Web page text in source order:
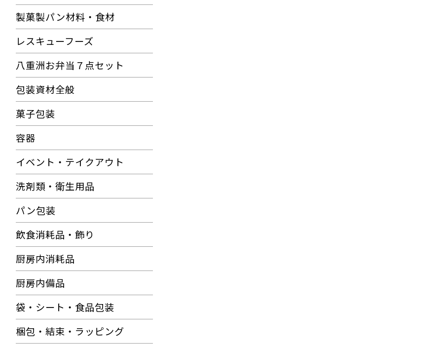
製菓製パン材料・食材
レスキューフーズ
八重洲お弁当７点セット
包装資材全般
菓子包装
容器
イベント・テイクアウト
洗剤類・衛生用品
パン包装
飲食消耗品・飾り
厨房内消耗品
厨房内備品
袋・シート・食品包装
梱包・結束・ラッピング